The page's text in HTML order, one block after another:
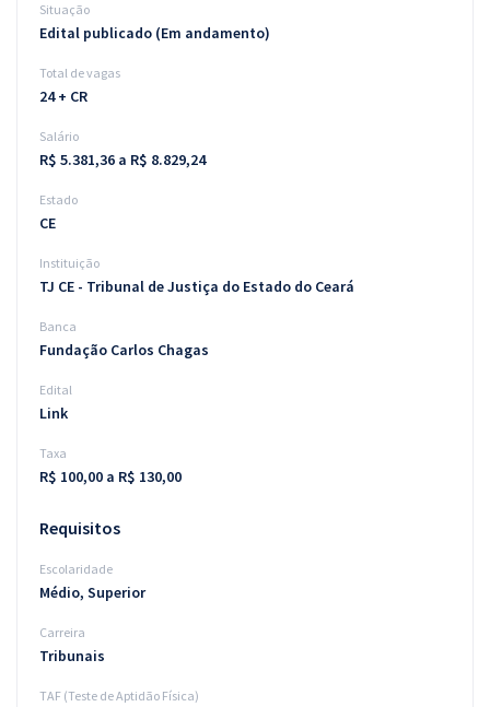
Situação
Edital publicado (Em andamento)
Total de vagas
24 + CR
Salário
R$ 5.381,36 a R$ 8.829,24
Estado
CE
Instituição
TJ CE - Tribunal de Justiça do Estado do Ceará
Banca
Fundação Carlos Chagas
Edital
Link
Taxa
R$ 100,00 a R$ 130,00
Requisitos
Escolaridade
Médio, Superior
Carreira
Tribunais
TAF (Teste de Aptidão Física)